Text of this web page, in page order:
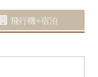
飛行機+宿泊